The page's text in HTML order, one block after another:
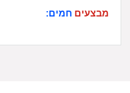
מבצעים חמים: